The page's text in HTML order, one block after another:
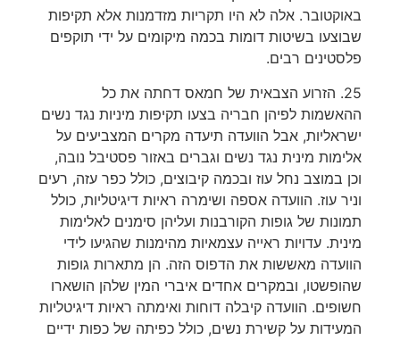
באוקטובר. אלה לא היו תקריות מזדמנות אלא תקיפות
שבוצעו בשיטות דומות בכמה מיקומים על ידי תוקפים
פלסטינים רבים.
25. הזרוע הצבאית של חמאס דחתה את כל
ההאשמות לפיהן חבריה בצעו תקיפות מיניות נגד נשים
ישראליות, אבל הוועדה תיעדה מקרים המצביעים על
אלימות מינית נגד נשים וגברים באזור פסטיבל נובה,
וכן במוצב נחל עוז ובכמה קיבוצים, כולל כפר עזה, רעים
וניר עוז. הוועדה אספה ושימרה ראיות דיגיטליות, כולל
תמונות של גופות הקורבנות ועליהן סימנים לאלימות
מינית. עדויות ראייה עצמאיות מהימנות שהגיעו לידי
הוועדה מאששות את הדפוס הזה. הן מתארות גופות
שהופשטו, ובמקרים אחדים איברי המין שלהן הושארו
חשופים. הוועדה קיבלה דוחות ואימתה ראיות דיגיטליות
המעידות על קשירת נשים, כולל כפיתה של כפות ידיים